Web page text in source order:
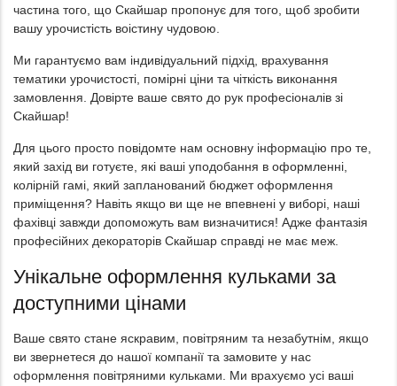
частина того, що Скайшар пропонує для того, щоб зробити
вашу урочистість воістину чудовою.
Ми гарантуємо вам індивідуальний підхід, врахування
тематики урочистості, помірні ціни та чіткість виконання
замовлення. Довірте ваше свято до рук професіоналів зі
Скайшар!
Для цього просто повідомте нам основну інформацію про те,
який захід ви готуєте, які ваші уподобання в оформленні,
колірній гамі, який запланований бюджет оформлення
приміщення? Навіть якщо ви ще не впевнені у виборі, наші
фахівці завжди допоможуть вам визначитися! Адже фантазія
професійних декораторів Скайшар справді не має меж.
Унікальне оформлення кульками за
доступними цінами
Ваше свято стане яскравим, повітряним та незабутнім, якщо
ви звернетеся до нашої компанії та замовите у нас
оформлення повітряними кульками. Ми врахуємо усі ваші